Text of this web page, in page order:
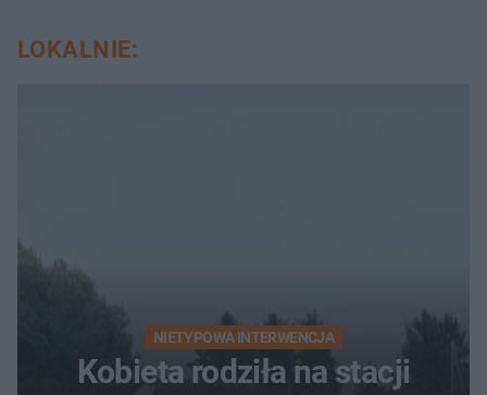
LOKALNIE:
NIETYPOWA INTERWENCJA
Kobieta rodziła na stacji